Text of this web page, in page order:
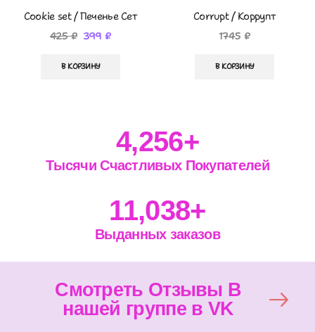
Cookie set / Печенье Сет
425₽ 399 ₽
В КОРЗИНУ
Corrupt / Коррупт
1745₽
В КОРЗИНУ
Тысячи Счастливых Покупателей
4,256+
Выданных заказов
11,038+
Смотреть Отзывы В
нашей группе в VK